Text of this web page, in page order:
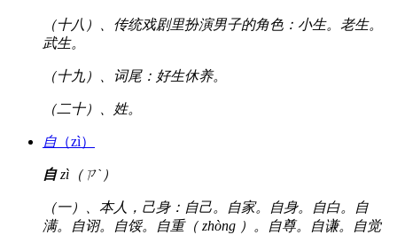
（十八）、传统戏剧里扮演男子的角色：小生。老生。
武生。
（十九）、词尾：好生休养。
（二十）、姓。
自 （zì）
自zì（ㄗˋ）
（一）、本人，己身：自己。自家。自身。自白。自
满。自诩。自馁。自重（ zhòng ）。自尊。自谦。自觉